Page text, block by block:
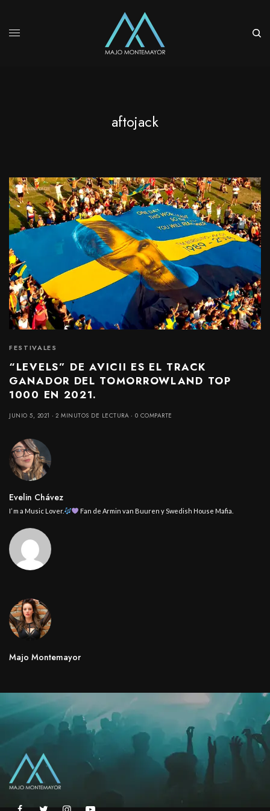
aftojack
FESTIVALES
“LEVELS” DE AVICII ES EL TRACK
GANADOR DEL TOMORROWLAND TOP
1000 EN 2021.
JUNIO 5, 2021 2 MINUTOS DE LECTURA 0 COMPARTE
Evelin Chávez
I’ m a Music Lover. Fan de Armin van Buuren y Swedish House Mafia.
Majo Montemayor